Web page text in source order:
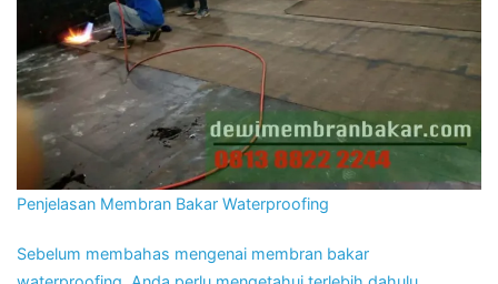
Penjelasan Membran Bakar Waterproofing
Sebelum membahas mengenai membran bakar